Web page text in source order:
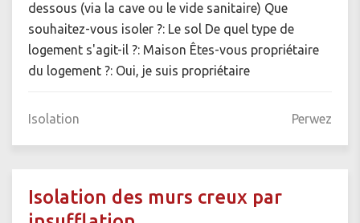
dessous (via la cave ou le vide sanitaire) Que
souhaitez-vous isoler ?: Le sol De quel type de
logement s'agit-il ?: Maison Êtes-vous propriétaire
du logement ?: Oui, je suis propriétaire
Isolation Perwez
Isolation des murs creux par